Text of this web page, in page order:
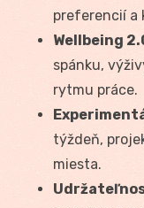
preferencií a
Wellbeing
spánku,
rytmu práce.
týždeň,
miesta.